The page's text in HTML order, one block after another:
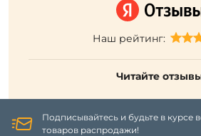
Наш рейтинг:
Читайте
Подписывайтесь и будьте в курсе
товаров распродажи!